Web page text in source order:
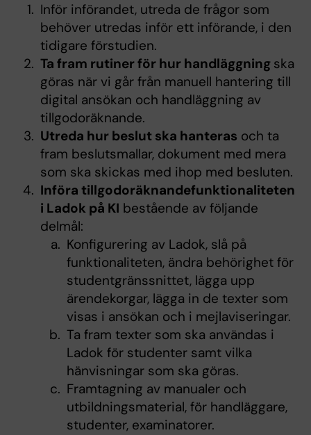
Inför införandet, utreda de frågor som
behöver utredas inför ett införande, i den
tidigare förstudien.
Ta fram rutiner för hur handläggning ska
göras när vi går från manuell hantering till
digital ansökan och handläggning av
tillgodoräknande.
Utreda hur beslut ska hanteras och ta
fram beslutsmallar, dokument med mera
som ska skickas med ihop med besluten.
Införa tillgodoräknandefunktionaliteten
i Ladok på KI bestående av följande
delmål:
Konfigurering av Ladok, slå på
funktionaliteten, ändra behörighet för
studentgränssnittet, lägga upp
ärendekorgar, lägga in de texter som
visas i ansökan och i mejlaviseringar.
Ta fram texter som ska användas i
Ladok för studenter samt vilka
hänvisningar som ska göras.
Framtagning av manualer och
utbildningsmaterial, för handläggare,
studenter, examinatorer.